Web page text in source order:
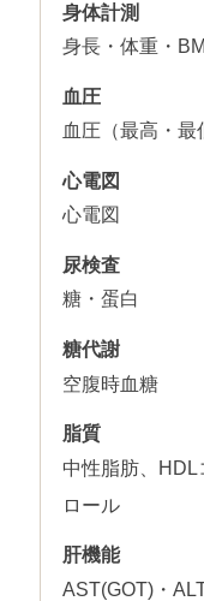
身体計測
身長・体重・
血圧
血圧（最高・最
心電図
心電図
尿検査
糖・蛋白
糖代謝
空腹時血糖
脂質
中性脂肪、
ロール
肝機能
AST(GOT)・